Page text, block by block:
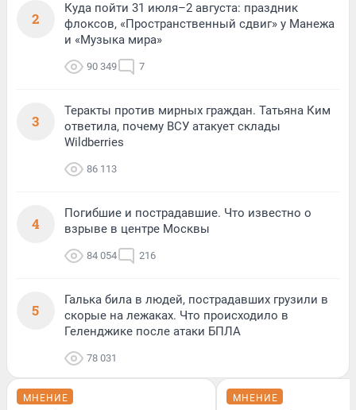
2
Куда пойти 31 июля–2 августа: праздник
флоксов, «Пространственный сдвиг» у Манежа
и «Музыка мира»
90 349 7
3
Теракты против мирных граждан. Татьяна Ким
ответила, почему ВСУ атакует склады
Wildberries
86 113
4
Погибшие и пострадавшие. Что известно о
взрыве в центре Москвы
84 054 216
5
Галька била в людей, пострадавших грузили в
скорые на лежаках. Что происходило в
Геленджике после атаки БПЛА
78 031
МНЕНИЕ МНЕНИЕ